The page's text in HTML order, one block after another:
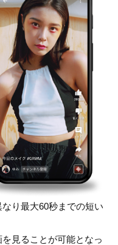
り最大60秒までの短い
見ることが可能となっ